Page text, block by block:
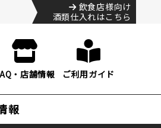
飲食店様向け
酒類仕入れはこちら
・店舗情報 ご利用ガイド
報